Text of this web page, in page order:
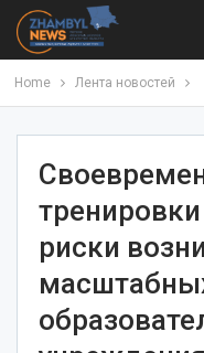
Home Лента новостей
риски